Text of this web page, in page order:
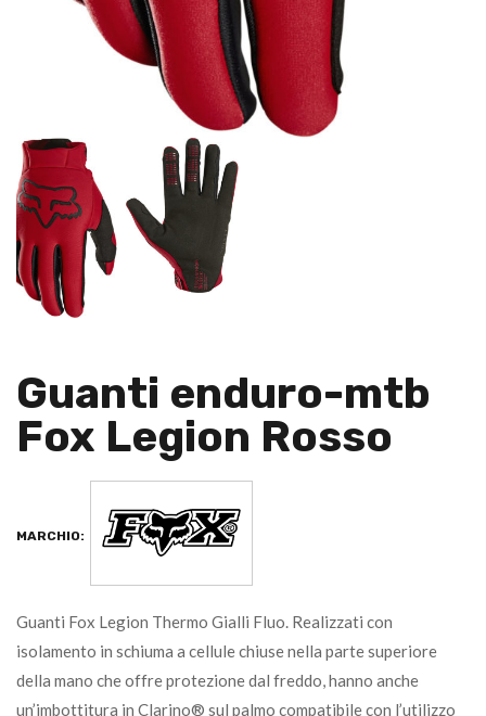
Guanti enduro-mtb
Fox Legion Rosso
MARCHIO:
Guanti Fox Legion Thermo Gialli Fluo. Realizzati con
isolamento in schiuma a cellule chiuse nella parte superiore
della mano che offre protezione dal freddo, hanno anche
un’imbottitura in Clarino® sul palmo compatibile con l’utilizzo